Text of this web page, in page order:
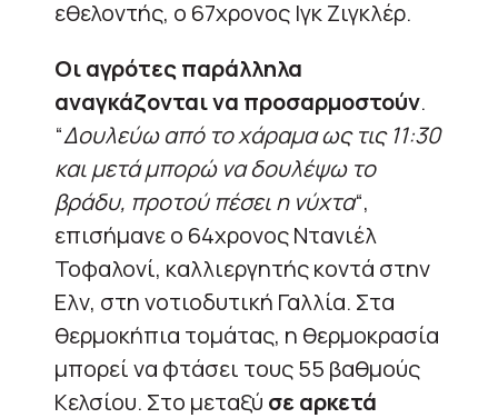
εθελοντής, ο 67χρονος Ιγκ Ζιγκλέρ.
Οι αγρότες παράλληλα
αναγκάζονται να προσαρμοστούν.
“Δουλεύω από το χάραμα ως τις 11:30
και μετά μπορώ να δουλέψω το
βράδυ, προτού πέσει η νύχτα“,
επισήμανε ο 64χρονος Ντανιέλ
Τοφαλονί, καλλιεργητής κοντά στην
Ελν, στη νοτιοδυτική Γαλλία. Στα
θερμοκήπια τομάτας, η θερμοκρασία
μπορεί να φτάσει τους 55 βαθμούς
Κελσίου. Στο μεταξύ σε αρκετά